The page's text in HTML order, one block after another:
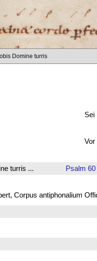
Domine turris
Sei
Vor
turris ... Psalm 60
Corpus antiphonalium